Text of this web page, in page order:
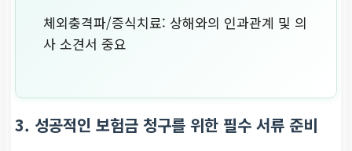
체외충격파/증식치료: 상해와의 인과관계 및 의
사 소견서 중요
3. 성공적인 보험금 청구를 위한 필수 서류 준비